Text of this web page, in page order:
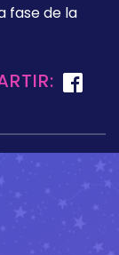
fase de la